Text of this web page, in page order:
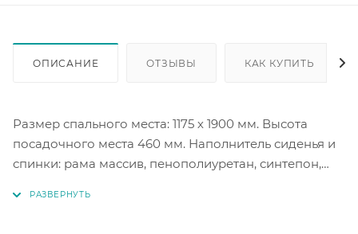
ОПИСАНИЕ ОТЗЫВЫ КАК КУПИТЬ
Размер спального места: 1175 х 1900 мм. Высота
посадочного места 460 мм. Наполнитель сиденья и
спинки: рама массив, пенополиуретан, синтепон,